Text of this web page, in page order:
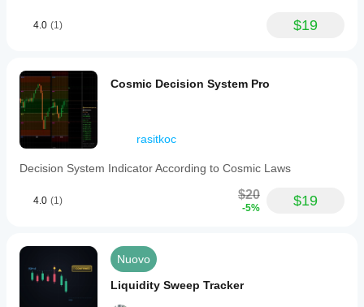
4.0 (1) $19
Cosmic Decision System Pro
rasitkoc
Decision System Indicator According to Cosmic Laws
4.0 (1) $20
-5% $19
Nuovo
Liquidity Sweep Tracker